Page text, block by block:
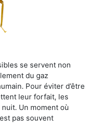
se servent non
du gaz
Pour éviter d’être
leur forfait, les
Un moment où
pas souvent